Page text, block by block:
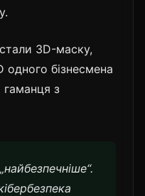
3D-маску,
бізнесмена
гаманця з